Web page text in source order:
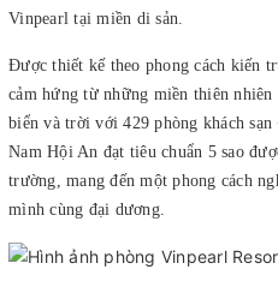
Vinpearl tại miền di sản.
Được thiết kế theo phong cách kiến
cảm hứng từ những miền thiên
biển và trời với 429 phòng khách
Nam Hội An đạt tiêu chuẩn 5 sao
trường, mang đến một phong cách
mình cùng đại dương.